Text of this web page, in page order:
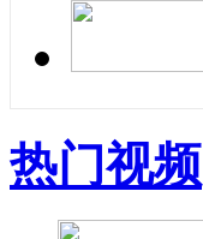
热门视频